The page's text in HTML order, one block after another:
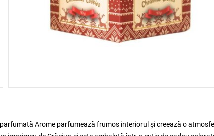
Arome parfumează frumos interiorul și creează o